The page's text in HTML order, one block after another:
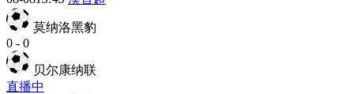
莫纳洛黑豹
0 - 0
贝尔康纳联
直播中